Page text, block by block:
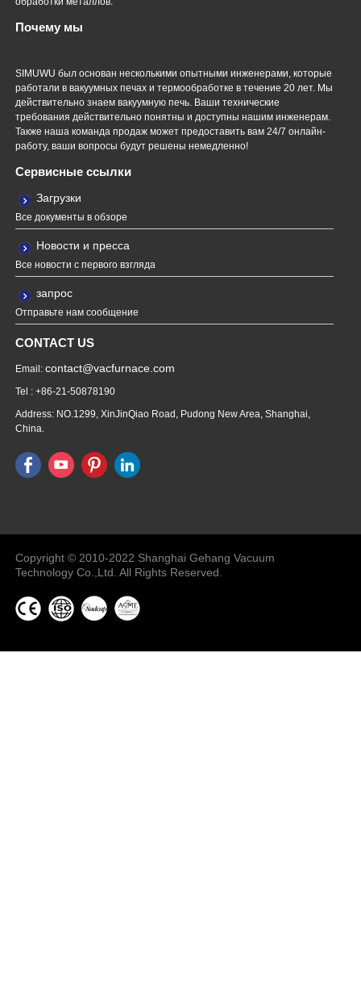
Почему мы
SIMUWU был основан несколькими опытными инженерами, которые
работали в вакуумных печах и термообработке в течение 20 лет. Мы
действительно знаем вакуумную печь. Ваши технические
требования действительно понятны и доступны нашим инженерам.
Также наша команда продаж может предоставить вам 24/7 онлайн-
работу, ваши вопросы будут решены немедленно!
Сервисные ссылки
Загрузки
Все документы в обзоре
Новости и пресса
Все новости с первого взгляда
запрос
Отправьте нам сообщение
CONTACT US
Email:contact@vacfurnace.com
Tel : +86-21-50878190
Address: NO.1299, XinJinQiao Road, Pudong New Area, Shanghai,
China.
Machine
Copyright © 2010-2022 Shanghai Gehang Vacuum
Technology Co.,Ltd. All Rights Reserved.